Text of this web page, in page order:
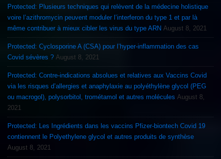
Protected: Plusieurs techniques qui relèvent de la médecine holistique
voire l’azithromycin peuvent moduler l’interferon du type 1 et par là
même contribuer à mieux cibler les virus du type ARN August 8, 2021
Protected: Cyclosporine A (CSA) pour l’hyper-inflammation des cas
Covid sévères ? August 8, 2021
Protected: Contre-indications absolues et relatives aux Vaccins Covid
via les risques d’allergies et anaphylaxie au polyéthylène glycol (PEG
ou macrogol), polysorbitol, trométamol et autres molécules August 8,
2021
Protected: Les Ingrédients dans les vaccins Pfizer-biontech Covid 19
contiennent le Polyethylene glycol et autres produits de synthèse
August 8, 2021